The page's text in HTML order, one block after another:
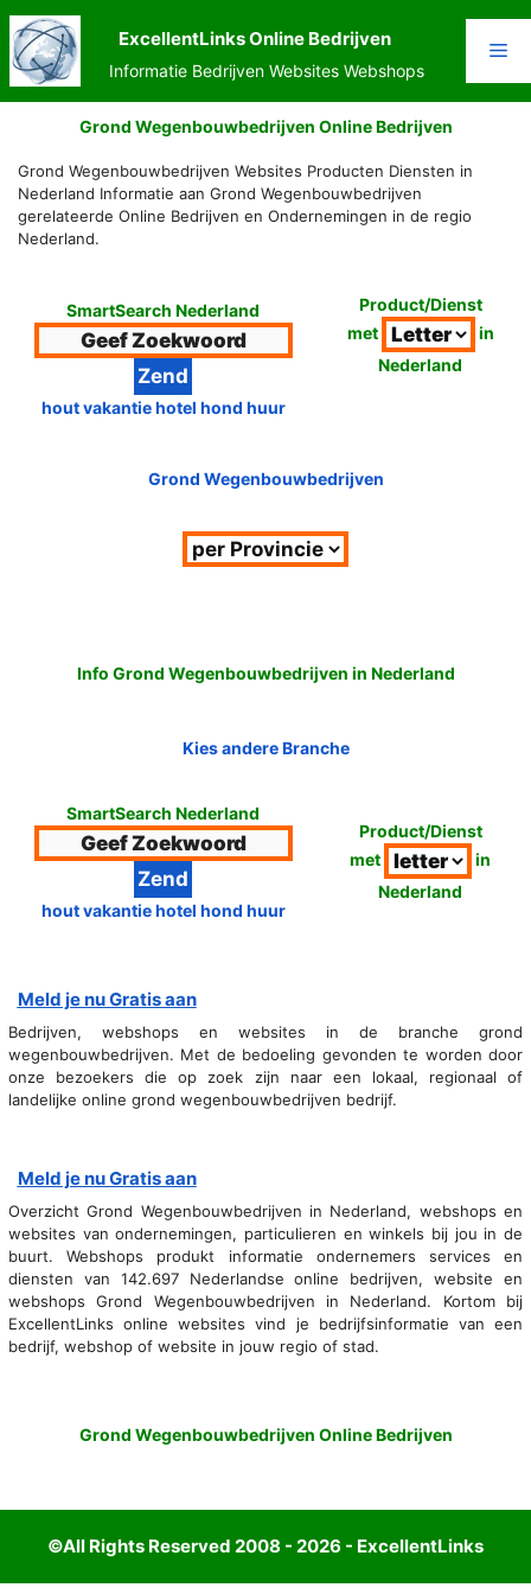
Ga
naar
de
inhoud
ExcellentLinks Online Bedrijven
Informatie Bedrijven Websites Webshops
Grond Wegenbouwbedrijven Online Bedrijven
Grond Wegenbouwbedrijven Websites Producten Diensten in
Nederland Informatie aan Grond Wegenbouwbedrijven
gerelateerde Online Bedrijven en Ondernemingen in de regio
Nederland.
SmartSearch Nederland
hout vakantie hotel hond huur
Product/Dienst
met
in
Nederland
Grond Wegenbouwbedrijven
Info Grond Wegenbouwbedrijven in Nederland
Kies andere Branche
SmartSearch Nederland
hout vakantie hotel hond huur
Product/Dienst
met
in
Nederland
Meld je nu Gratis aan
Bedrijven, webshops en websites in de branche grond
wegenbouwbedrijven. Met de bedoeling gevonden te worden door
onze bezoekers die op zoek zijn naar een lokaal, regionaal of
landelijke online grond wegenbouwbedrijven bedrijf.
Meld je nu Gratis aan
Overzicht Grond Wegenbouwbedrijven in Nederland, webshops en
websites van ondernemingen, particulieren en winkels bij jou in de
buurt. Webshops produkt informatie ondernemers services en
diensten van 142.697 Nederlandse online bedrijven, website en
webshops Grond Wegenbouwbedrijven in Nederland. Kortom bij
ExcellentLinks online websites vind je bedrijfsinformatie van een
bedrijf, webshop of website in jouw regio of stad.
Grond Wegenbouwbedrijven Online Bedrijven
©All Rights Reserved 2008 - 2026 - ExcellentLinks